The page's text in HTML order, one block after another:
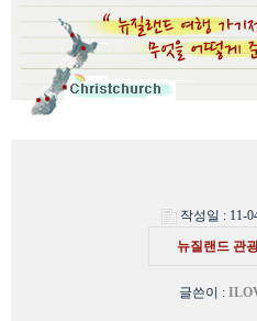
작성일 : 11-
뉴질랜드 관
글쓴이 :